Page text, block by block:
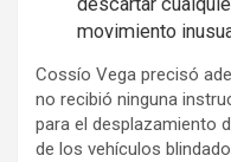
movimiento
Cossío Vega precisó
no recibió ninguna
para el desplazamiento
de los vehículos